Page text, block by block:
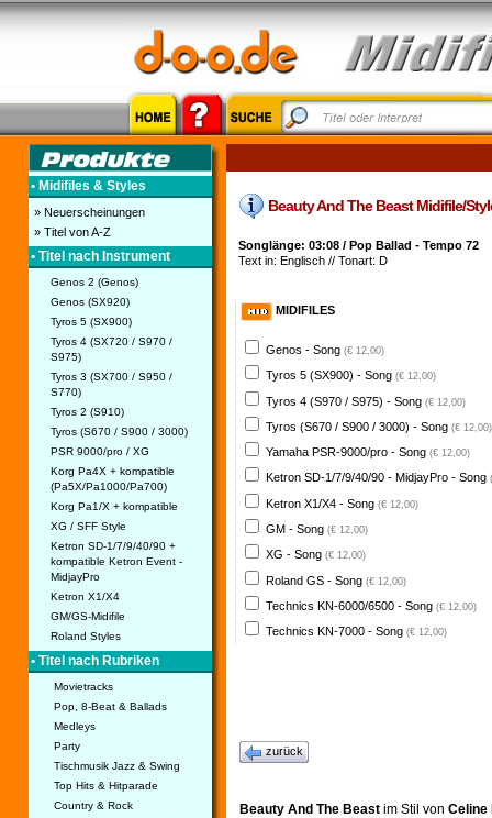
• Midifiles & Styles
» Neuerscheinungen
» Titel von A-Z
• Titel nach Instrument
Genos 2 (Genos)
Genos (SX920)
Tyros 5 (SX900)
Tyros 4 (SX720 / S970 /
S975)
Tyros 3 (SX700 / S950 /
S770)
Tyros 2 (S910)
Tyros (S670 / S900 / 3000)
PSR 9000/pro / XG
Korg Pa4X + kompatible
(Pa5X/Pa1000/Pa700)
Korg Pa1/X + kompatible
XG / SFF Style
Ketron SD-1/7/9/40/90 +
kompatible Ketron Event -
MidjayPro
Ketron X1/X4
GM/GS-Midifile
Roland Styles
• Titel nach Rubriken
Movietracks
Pop, 8-Beat & Ballads
Medleys
Party
Tischmusik Jazz & Swing
Top Hits & Hitparade
Country & Rock
Beauty And The Beast Midifile/
Songlänge: 03:08 / Pop Ballad - Tempo 72
Text in: Englisch // Tonart: D
MIDIFILES
Genos - Song (€ 12,00)
Tyros 5 (SX900) - Song (€ 12,00)
Tyros 4 (S970 / S975) - Song (€ 12,00)
Tyros (S670 / S900 / 3000) - Song (€ 12,00)
Yamaha PSR-9000/pro - Song (€ 12,00)
Ketron SD-1/7/9/40/90 - MidjayPro - Song
Ketron X1/X4 - Song (€ 12,00)
GM - Song (€ 12,00)
XG - Song (€ 12,00)
Roland GS - Song (€ 12,00)
Technics KN-6000/6500 - Song (€ 12,00)
Technics KN-7000 - Song (€ 12,00)
zurück
Beauty And The Beastim Stil von Celine